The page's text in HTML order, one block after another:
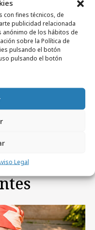
fines técnicos, de
publicidad relacionada
anónimo de los hábitos de
sobre la Política de
pulsando el botón
pulsando el botón
Legal
más grande